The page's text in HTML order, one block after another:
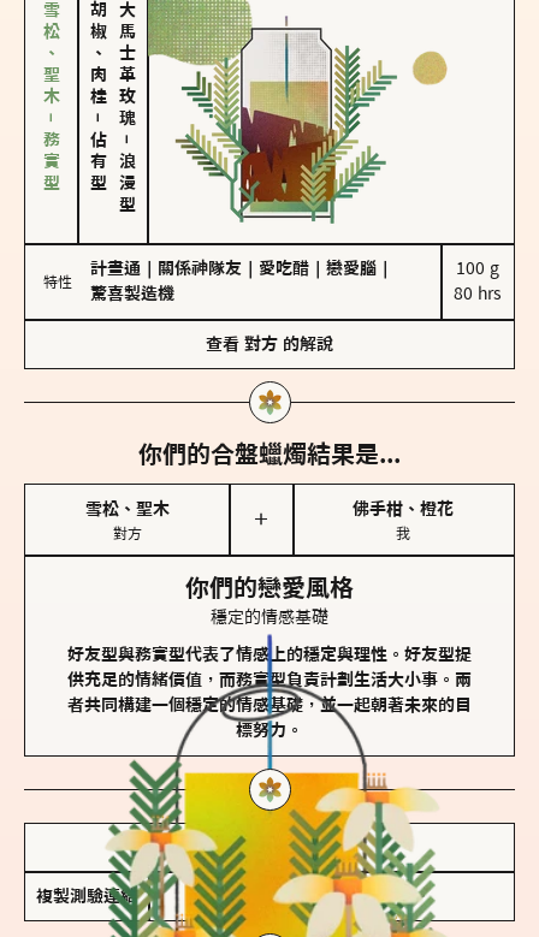
雪松、聖木－務實型 胡椒、肉桂
－
佔有型
大馬士革玫瑰
－
浪漫型
特性
計畫通 關係神隊友 愛吃醋 戀愛腦
驚喜製造機
100 g
80 hrs
查看 對方 的解說
你們的合盤蠟燭結果是...
雪松、聖木
對方
＋
佛手柑、橙花
我
你們的戀愛風格
穩定的情感基礎
好友型與務實型代表了情感上的穩定與理性。好友型提
供充足的情緒價值，而務實型負責計劃生活大小事。兩
者共同構建一個穩定的情感基礎，並一起朝著未來的目
標努力。
儲存我的結果圖
複製測驗連結 查看香氛類型全解析 >>>